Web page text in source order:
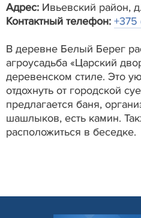
Адрес: Ивьевский район,
Контактный телефон: +375
В деревне Белый Берег
агроусадьба «Царский
деревенском стиле. Это
отдохнуть от городской
предлагается баня,
шашлыков, есть камин.
расположиться в беседке.